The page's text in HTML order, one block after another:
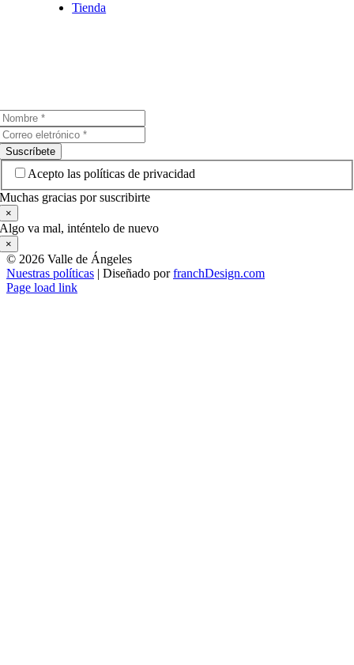
Tienda
Suscríbete
Acepto las políticas de privacidad
Muchas gracias por suscribirte
×
Algo va mal, inténtelo de nuevo
×
© 2026 Valle de Ángeles
Nuestras políticas | Diseñado porfranchDesign.com
Page load link